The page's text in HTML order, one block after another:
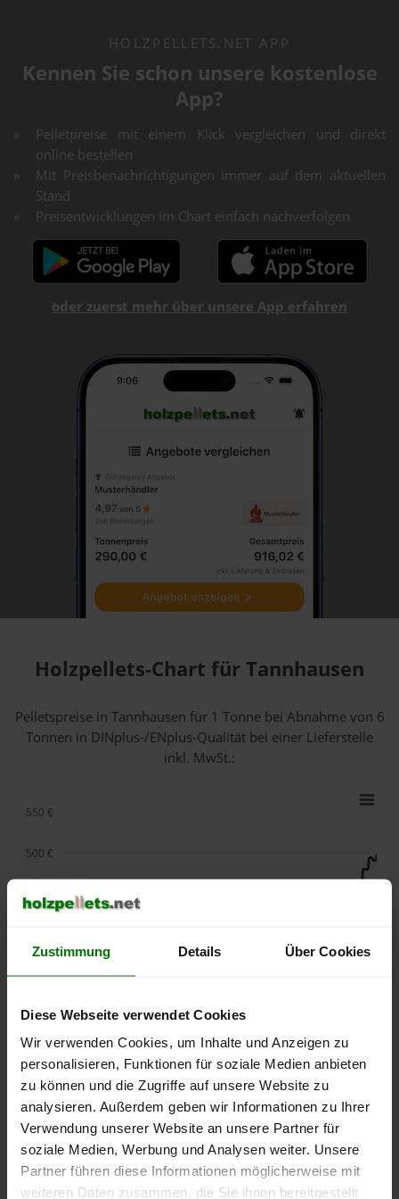
Zustimmung Details Über Cookies
Diese Webseite verwendet Cookies
Wir verwenden Cookies, um Inhalte und Anzeigen zu
personalisieren, Funktionen für soziale Medien anbieten
zu können und die Zugriffe auf unsere Website zu
analysieren. Außerdem geben wir Informationen zu Ihrer
Verwendung unserer Website an unsere Partner für
soziale Medien, Werbung und Analysen weiter. Unsere
Partner führen diese Informationen möglicherweise mit
weiteren Daten zusammen, die Sie ihnen bereitgestellt
HOLZPELLETS.NET APP
Kennen Sie schon unsere kostenlose
App?
Pelletpreise mit einem Klick vergleichen und direkt
online bestellen
Mit Preisbenachrichtigungen immer auf dem aktuellen
Stand
Preisentwicklungen im Chart einfach nachverfolgen
oder zuerst mehr über unsere App erfahren
Holzpellets-Chart für Tannhausen
Pelletspreise in Tannhausen für 1 Tonne bei Abnahmevon 6
Tonnen in DINplus-/ENplus-Qualität bei einer Lieferstelle
inkl. MwSt.:
lose Ware Sackware
September
2025
Januar
2026
Mai
2026
300 €
350 €
450 €
500 €
550 €
Die aktuelle Preisentwicklung für Holzpellets in Deutschland
können Sie jederzeit auf unsererPelletspreise-Seite
nachvollziehen.